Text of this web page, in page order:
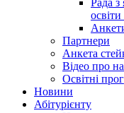
Рада з
Партнери
Анкета
Відео про
Освітні
Hовини
Абітурієнту